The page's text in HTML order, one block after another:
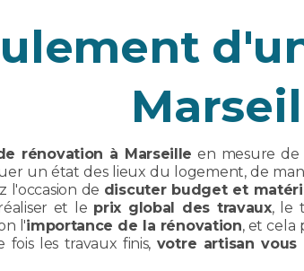
rénovation à Marseille en mesure de
un état des lieux du logement, de
l'occasion de discuter budget et
et le prix global des travaux, le
l'importance de la rénovation, et cela
fois les travaux finis, votre artisan vous